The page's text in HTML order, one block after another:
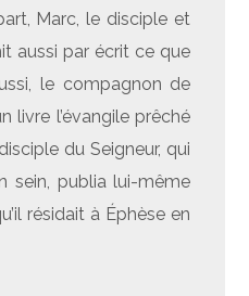
Marc, le disciple et
aussi par écrit ce que
le compagnon de
livre l’évangile prêché
du Seigneur, qui
sein, publia lui-même
résidait à Éphèse en